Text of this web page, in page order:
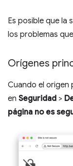
Es posible que la
los problemas
Orígenes
Cuando el origen
en Seguridad >
página no es